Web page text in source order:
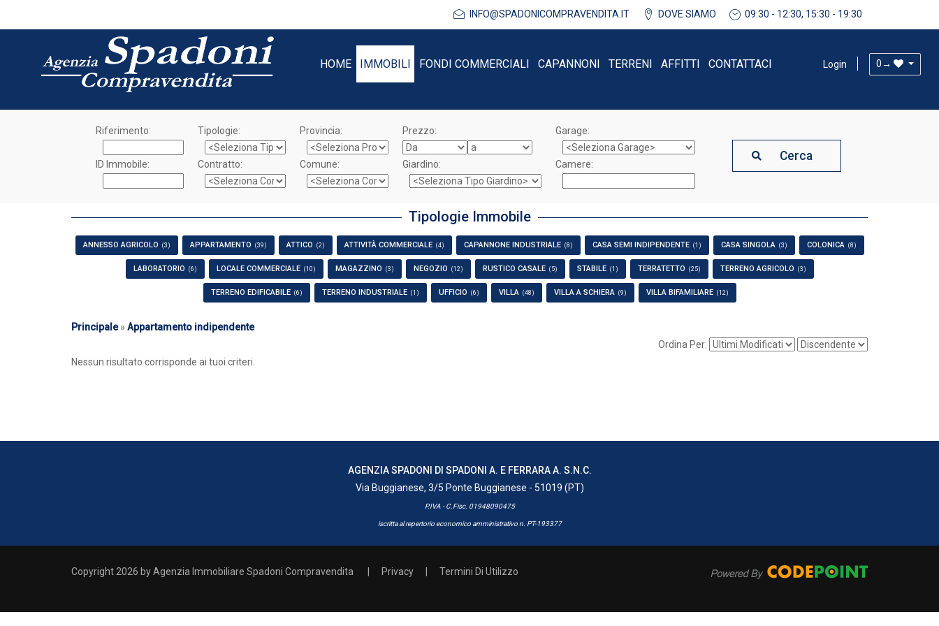
INFO@SPADONICOMPRAVENDITA.IT DOVE SIAMO 09:30 - 12:30, 15:30 - 19:30
HOME IMMOBILI FONDI COMMERCIALI CAPANNONI TERRENI AFFITTI CONTATTACI Login 0→
Riferimento:
ID Immobile:
Tipologie:
Contratto:
Provincia:
Comune:
Prezzo:
Giardino:
Garage:
Camere:
Cerca
Tipologie Immobile
ANNESSO AGRICOLO (3) APPARTAMENTO (39) ATTICO (2) ATTIVITÀ COMMERCIALE (4) CAPANNONE INDUSTRIALE (8) CASA SEMI INDIPENDENTE (1) CASA SINGOLA (3) COLONICA (8)
LABORATORIO (6) LOCALE COMMERCIALE (10) MAGAZZINO (3) NEGOZIO (12) RUSTICO CASALE (5) STABILE (1) TERRATETTO (25) TERRENO AGRICOLO (3)
TERRENO EDIFICABILE (6) TERRENO INDUSTRIALE (1) UFFICIO (6) VILLA (48) VILLA A SCHIERA (9) VILLA BIFAMILIARE (12)
Principale» Appartamento indipendente
Ordina Per:
Nessun risultato corrisponde ai tuoi criteri.
AGENZIA SPADONI DI SPADONI A. E FERRARA A. S.N.C.
Via Buggianese, 3/5 Ponte Buggianese - 51019 (PT)
P.IVA - C.Fisc. 01948090475
iscritta al repertorio economico amministrativo n. PT-193377
Copyright 2026 by Agenzia Immobiliare Spadoni Compravendita Privacy Termini Di Utilizzo